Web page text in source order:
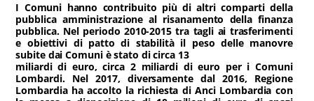
I Comuni hanno contribuito più di altri comparti della
pubblica amministrazione al risanamento della finanza
pubblica. Nel periodo 2010-2015 tra tagli ai trasferimenti
e obiettivi di patto di stabilità il peso delle manovre
subite dai Comuni è stato di circa 13
miliardi di euro, circa 2 miliardi di euro per i Comuni
Lombardi. Nel 2017, diversamente dal 2016, Regione
Lombardia ha accolto la richiesta di Anci Lombardia con